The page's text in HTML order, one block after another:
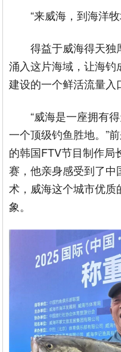
“来威海，到海洋
得益于威海得天独
涌入这片海域，让海
建设的一个鲜活流量入
“威海是一座拥有
一个顶级钓鱼胜地。”
的韩国FTV节目制作局
赛，他亲身感受到了
术，威海这个城市优
象。